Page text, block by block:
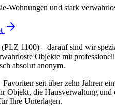
Wohnungen und stark
1100) – darauf sind wir
Objekte mit
absolut anonym.
seit über zehn Jahren
Objekt, die Hausverwaltung
Ihre Unterlagen.